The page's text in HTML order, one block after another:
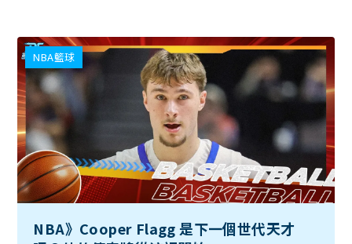
NBA籃球
NBA》Cooper Flagg 是下一個世代天才